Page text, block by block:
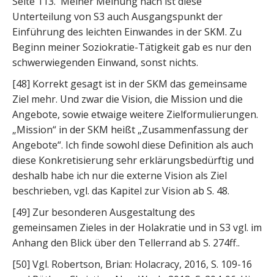
Unterteilung von S3 auch Ausgangspunkt der
Einführung des leichten Einwandes in der SKM. Zu
Beginn meiner Soziokratie-Tätigkeit gab es nur den
schwerwiegenden Einwand, sonst nichts.
[48] Korrekt gesagt ist in der SKM das gemeinsame
Ziel mehr. Und zwar die Vision, die Mission und die
Angebote, sowie etwaige weitere Zielformulierungen.
„Mission“ in der SKM heißt „Zusammenfassung der
Angebote“. Ich finde sowohl diese Definition als auch
diese Konkretisierung sehr erklärungsbedürftig und
deshalb habe ich nur die externe Vision als Ziel
beschrieben, vgl. das Kapitel zur Vision ab S. 48.
[49] Zur besonderen Ausgestaltung des
gemeinsamen Zieles in der Holakratie und in S3 vgl. im
Anhang den Blick über den Tellerrand ab S. 274ff..
[50] Vgl. Robertson, Brian: Holacracy, 2016, S. 109-16